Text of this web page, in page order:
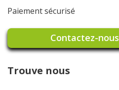
Paiement sécurisé
Contactez-nous
Trouve nous